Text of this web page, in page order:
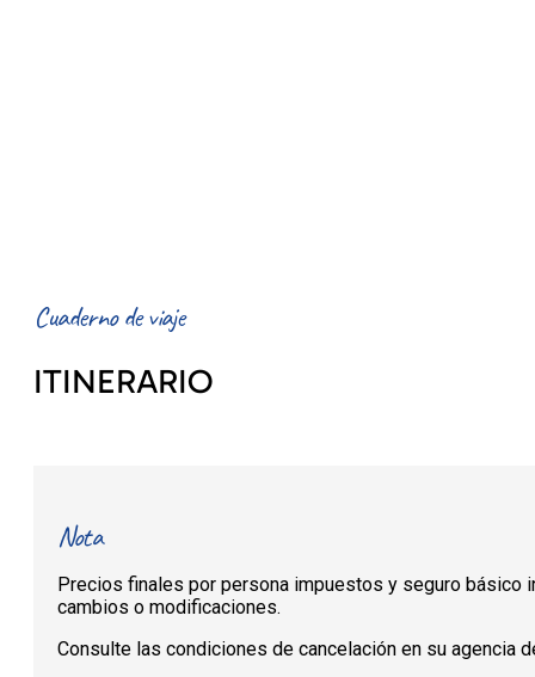
Cuaderno de viaje
ITINERARIO
Nota
Precios finales por persona impuestos y seguro básico
cambios o modificaciones.
Consulte las condiciones de cancelación en su agencia